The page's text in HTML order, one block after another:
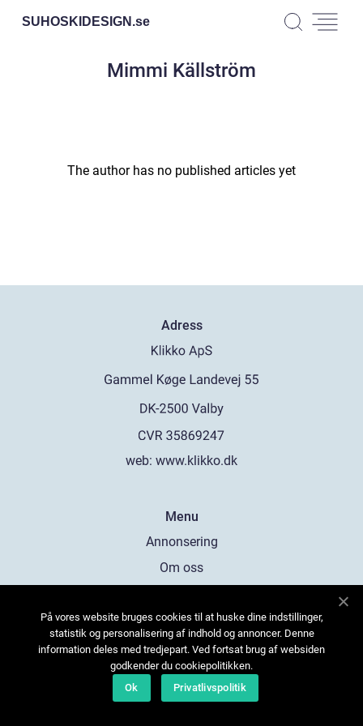
SUHOSKIDESIGN.se
Mimmi Källström
The author has no published articles yet
Adress
web: www.klikko.dk
Menu
Annonsering
Om oss
Kontakta oss
Sitemap
På vores website bruges cookies til at huske dine indstillinger,
statistik og personalisering af indhold og annoncer. Denne
information deles med tredjepart. Ved fortsat brug af websiden
godkender du cookiepolitikken.
Ok
Privatlivspolitik